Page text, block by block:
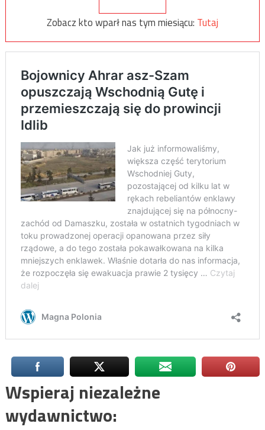
Zobacz kto wparł nas tym miesiącu: Tutaj
Wspieraj niezależne
wydawnictwo: